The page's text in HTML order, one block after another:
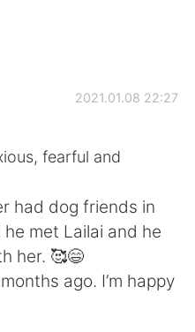
2021.01.08 22:27
fearful and
had dog friends in
met Lailai and he
her. 🥰😄
ago. I’m happy